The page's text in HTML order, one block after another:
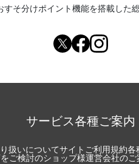
すそ分けポイント機能を搭載した
サービス各種ご案内
扱いについてサイトご利用規約各
ご検討のショップ様運営会社のご